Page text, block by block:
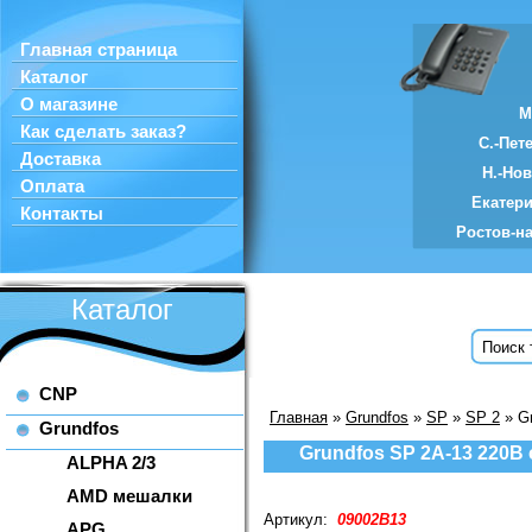
Главная страница
Каталог
О магазине
Как сделать заказ?
Доставка
Оплата
Контакты
С.-
Н.-
Ростов-
Каталог
CNP
Grundfos
ALPHA 2/3
AMD мешалки
Главная » Grundfos » SP » SP 2 »
Grundfos SP 2A-13
Артикул: 09002B13